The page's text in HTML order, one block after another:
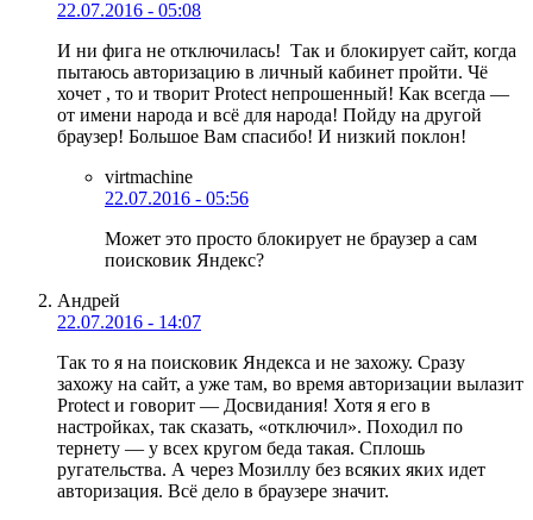
22.07.2016 - 05:08
И ни фига не отключилась! Так и блокирует сайт, когда
пытаюсь авторизацию в личный кабинет пройти. Чё
хочет , то и творит Protect непрошенный! Как всегда —
от имени народа и всё для народа! Пойду на другой
браузер! Большое Вам спасибо! И низкий поклон!
virtmachine
22.07.2016 - 05:56
Может это просто блокирует не браузер а сам
поисковик Яндекс?
Андрей
22.07.2016 - 14:07
Так то я на поисковик Яндекса и не захожу. Сразу
захожу на сайт, а уже там, во время авторизации вылазит
Protect и говорит — Досвидания! Хотя я его в
настройках, так сказать, «отключил». Походил по
тернету — у всех кругом беда такая. Сплошь
ругательства. А через Мозиллу без всяких яких идет
авторизация. Всё дело в браузере значит.